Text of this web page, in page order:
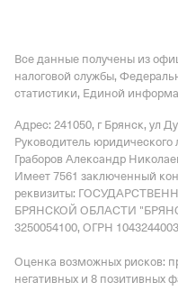
Все данные получены из
налоговой службы,
статистики, Единой
Адрес: 241050, г Брянск, ул
Руководитель
Граборов Александр
Имеет 7561 заключенный
реквизиты:
БРЯНСКОЙ ОБЛАСТИ
3250054100, ОГРН
Оценка возможных рисков:
негативных и 8 позитивных